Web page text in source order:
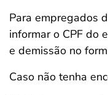
Para empregados
informar o CPF do
e demissão no
Caso não tenha